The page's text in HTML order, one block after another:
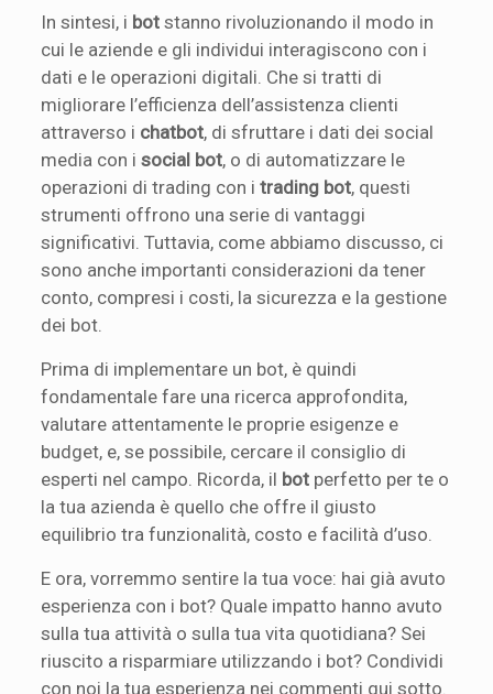
In sintesi, i bot stanno rivoluzionando il modo in
cui le aziende e gli individui interagiscono con i
dati e le operazioni digitali. Che si tratti di
migliorare l’efficienza dell’assistenza clienti
attraverso i chatbot, di sfruttare i dati dei social
media con isocial bot, o di automatizzare le
operazioni di trading con itrading bot, questi
strumenti offrono una serie di vantaggi
significativi. Tuttavia, come abbiamo discusso, ci
sono anche importanti considerazioni da tener
conto, compresi i costi, la sicurezza e la gestione
dei bot.
Prima di implementare un bot, è quindi
fondamentale fare una ricerca approfondita,
valutare attentamente le proprie esigenze e
budget, e, se possibile, cercare il consiglio di
esperti nel campo. Ricorda, il bot perfetto per te o
la tua azienda è quello che offre il giusto
equilibrio tra funzionalità, costo e facilità d’uso.
E ora, vorremmo sentire la tua voce: hai già avuto
esperienza con i bot? Quale impatto hanno avuto
sulla tua attività o sulla tua vita quotidiana? Sei
riuscito a risparmiare utilizzando i bot? Condividi
con noi la tua esperienza nei commenti qui sotto.